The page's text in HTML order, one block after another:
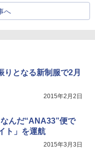
へ
となる新制服で2月
2015年2月2日
んだ“ANA33”便で
ト」を運航
2015年3月3日